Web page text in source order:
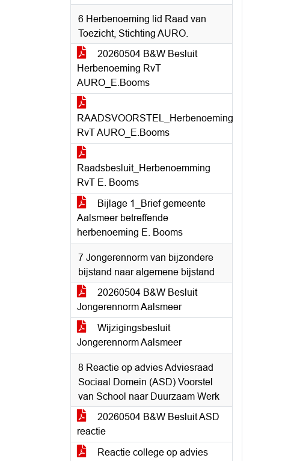
6 Herbenoeming lid Raad van
Toezicht, Stichting AURO.
20260504 B&W Besluit
Herbenoeming RvT
AURO_E.Booms
RAADSVOORSTEL_Herbenoeming
RvT AURO_E.Booms
Raadsbesluit_Herbenoemming
RvT E. Booms
Bijlage 1_Brief gemeente
Aalsmeer betreffende
herbenoeming E. Booms
7 Jongerennorm van bijzondere
bijstand naar algemene bijstand
20260504 B&W Besluit
Jongerennorm Aalsmeer
Wijzigingsbesluit
Jongerennorm Aalsmeer
8 Reactie op advies Adviesraad
Sociaal Domein (ASD) Voorstel
van School naar Duurzaam Werk
20260504 B&W Besluit ASD
reactie
Reactie college op advies